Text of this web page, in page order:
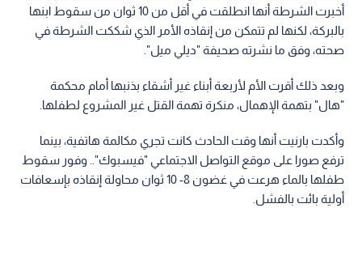
أخبرت الشرطة أنها انطلقت في أقل من 10 ثوان من سقوط ابنها
بالبركة، لكنها لم تتمكن من إنقاذه الأمر الذي شككت الشرطة في
صحته، وفق ما نشرته صحيفة "ديلي ميل".
وبعد ذلك أقرت الأم لأربعة أبناء غير أشقاء بذنبها أمام محكمة
"هال" بتهمة الإهمال، منكرة تهمة القتل غير المشروع لطفلها.
وأكدت بارنيت أنها وقت الحادث كانت تجري مكالمة هاتفية، بينما
ترفع صورا على موقع التواصل الاجتماعي "فيسبوك".. وفور سقوط
طفلها بالماء هرعت في غضون 8- 10 ثوان محاولة إنقاذه بإسعافات
أولية بائت بالفشل.